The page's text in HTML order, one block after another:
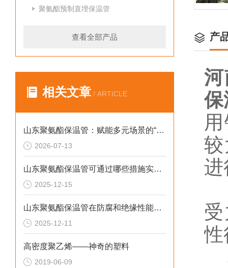
聚氨酯预制直埋保温管
查看全部产品
相关文章 / ARTICLE
山东聚氨酯保温管：赋能多元场景的“隐形守护者”
2026-07-13
山东聚氨酯保温管可通过哪些措施实现快速施工
2025-12-15
山东聚氨酯保温管在防腐和绝缘性能方面表现优异
2025-12-11
高密度聚乙烯——神奇的塑料
2019-06-09
产
保
进
性